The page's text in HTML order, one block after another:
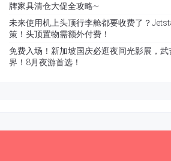
牌家具清仓大促全攻略~
未来使用机上头顶行李舱都要收费了？
策！头顶置物需额外付费！
免费入场！新加坡国庆必逛夜间光影展，
界！8月夜游首选！